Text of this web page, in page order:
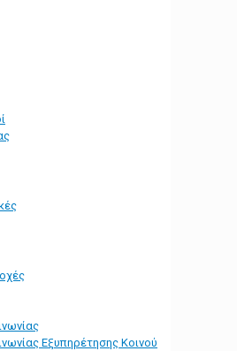
Εξυπηρέτησης Κοινού